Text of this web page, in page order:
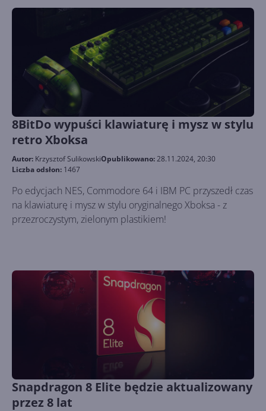
8BitDo wypuści klawiaturę i mysz w stylu
retro Xboksa
Autor: Krzysztof SulikowskiOpublikowano:28.11.2024, 20:30
Liczba odsłon: 1467
Po edycjach NES, Commodore 64 i IBM PC przyszedł czas
na klawiaturę i mysz w stylu oryginalnego Xboksa - z
przezroczystym, zielonym plastikiem!
Snapdragon 8 Elite będzie aktualizowany
przez 8 lat